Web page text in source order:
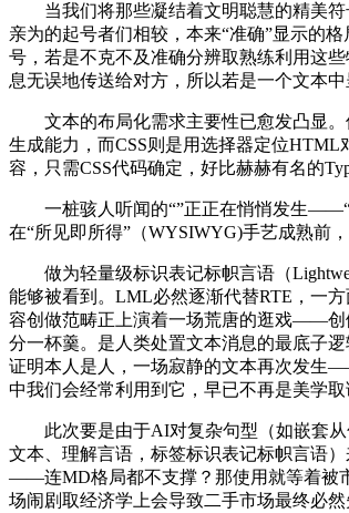
当我们将那些凝结着文明聪慧的精美符
亲为的起号者们相较，本来“准确”显示的
号，若是不克不及准确分辨取熟练利用这
息无误地传送给对方，所以若是一个文本
文本的布局化需求主要性已愈发凸显。
生成能力，而CSS则是用选择器定位
容，只需CSS代码确定，好比赫赫有名的
一桩骇人听闻的“”正正在悄悄发生——“
在“所见即所得”（WYSIWYG)手艺成熟前
做为轻量级标识表记标帜言语（
能够被看到。LML必然逐渐代替RTE，一
容创做范畴正上演着一场荒唐的逛戏——创
分一杯羹。是人类处置文本消息的最底子
证明本人是人，一场寂静的文本再次发生
中我们会经常利用到它，早已不再是美学
此次要是由于AI对复杂句型（如嵌套从
文本、理解言语，标签标识表记标帜言语
——连MD格局都不支撑？那使用就等着被
场闹剧取经济学上会导致二手市场最终必